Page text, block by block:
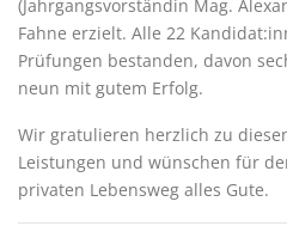
(Jahrgangsvorständin Mag.
Fahne erzielt. Alle 22
Prüfungen bestanden, davon
neun mit gutem Erfolg.
Wir gratulieren herzlich zu
Leistungen und wünschen für
privaten Lebensweg alles Gute.